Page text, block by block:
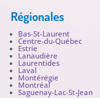
Régionales
Bas-St-Laurent
Centre-du-Québec
Estrie
Lanaudière
Laurentides
Laval
Montérégie
Montréal
Saguenay-Lac-St-Jean